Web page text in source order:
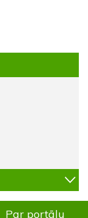
Par portālu